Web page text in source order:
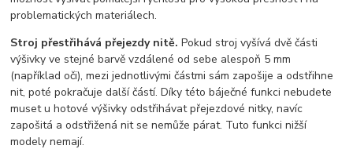
problematických materiálech.
Stroj přestřihává přejezdy nitě.Pokud stroj vyšívá dvě části
výšivky ve stejné barvě vzdálené od sebe alespoň 5 mm
(například oči), mezi jednotlivými částmi sám zapošije a odstřihne
nit, poté pokračuje další částí. Díky této báječné funkci nebudete
muset u hotové výšivky odstřihávat přejezdové nitky, navíc
zapošitá a odstřižená nit se nemůže párat. Tuto funkci nižší
modely nemají.